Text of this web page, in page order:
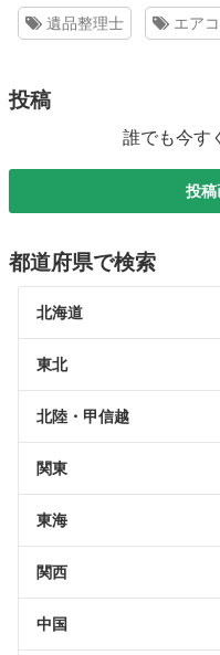
遺品整理士 エア
投稿
誰でも今す
投稿
都道府県で検索
北海道
東北
北陸・甲信越
関東
東海
関西
中国